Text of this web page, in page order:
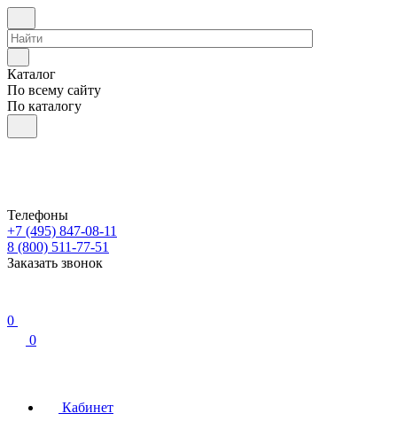
Каталог
По всему сайту
По каталогу
Телефоны
+7 (495) 847-08-11
8 (800) 511-77-51
Заказать звонок
0
0
Кабинет